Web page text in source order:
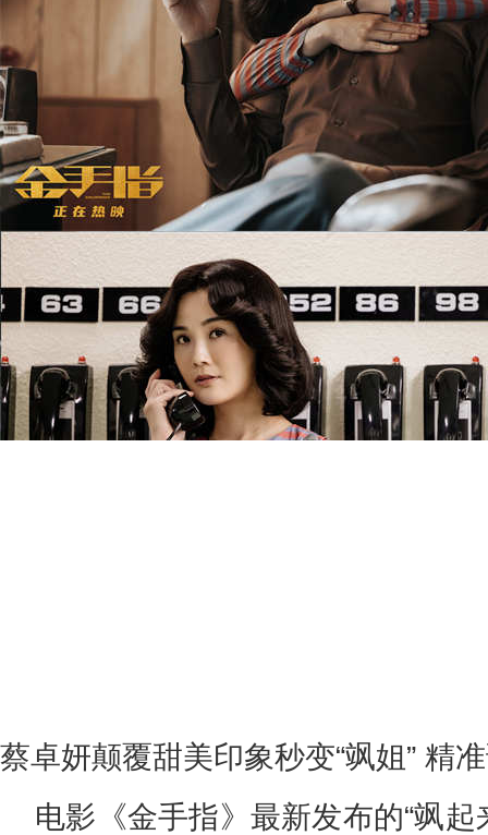
蔡卓妍颠覆甜美印象秒变“飒姐” 精
电影《金手指》最新发布的“飒起